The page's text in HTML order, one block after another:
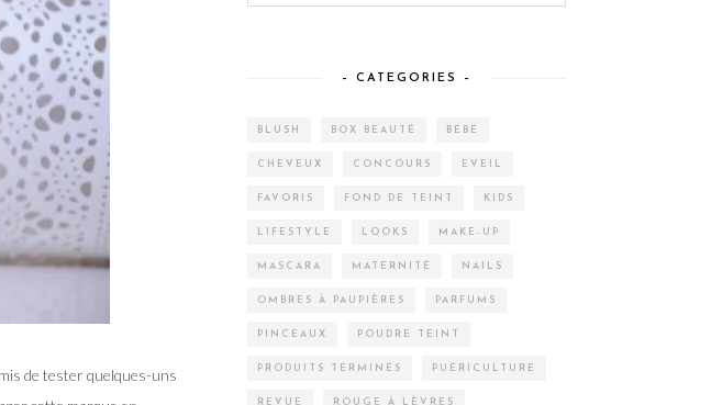
de tester quelques-uns
– CATEGORIES –
BLUSH BOX BEAUTÉ BÉBÉ
CHEVEUX CONCOURS EVEIL
FAVORIS FOND DE TEINT KIDS
LIFESTYLE LOOKS MAKE-UP
MASCARA MATERNITÉ NAILS
OMBRES À PAUPIÈRES PARFUMS
PINCEAUX POUDRE TEINT
PRODUITS TERMINÉS PUÉRICULTURE
REVUE ROUGE À LÈVRES